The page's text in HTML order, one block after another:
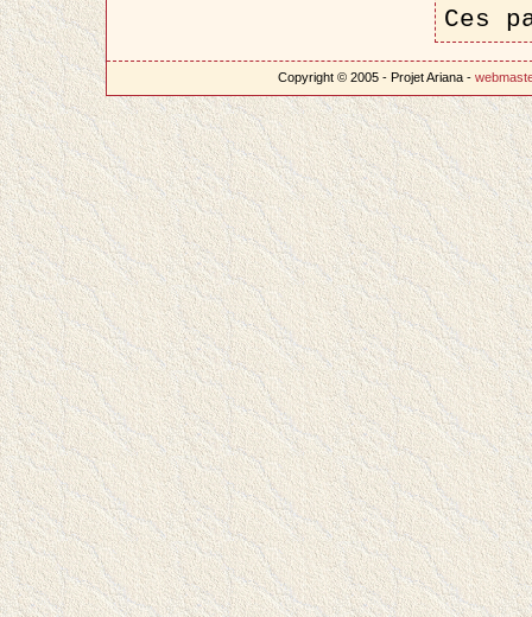
Ces
Copyright © 2005 - Projet Ariana -